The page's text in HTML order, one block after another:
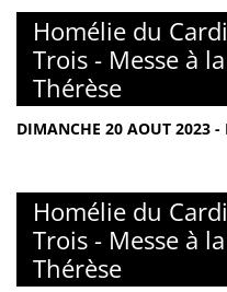
Homélie du
Trois - Messe à
Thérèse
DIMANCHE 20 AOUT 2023 -
Homélie du
Trois - Messe à
Thérèse